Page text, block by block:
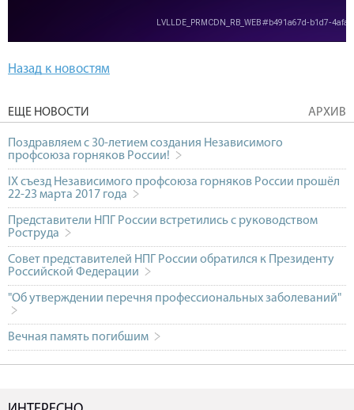
Назад к новостям
ЕЩЕ НОВОСТИ АРХИВ
Поздравляем с 30-летием создания Независимого
профсоюза горняков России!
IX съезд Независимого профсоюза горняков России прошёл
22-23 марта 2017 года
Представители НПГ России встретились с руководством
Роструда
Совет представителей НПГ России обратился к Президенту
Российской Федерации
"Об утверждении перечня профессиональных заболеваний"
Вечная память погибшим